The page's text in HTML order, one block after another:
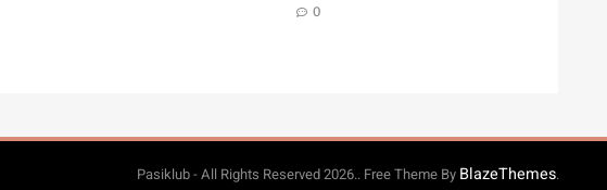
0
Pasiklub - All Rights Reserved 2026.. Free Theme By BlazeThemes.